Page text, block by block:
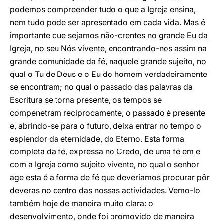
podemos compreender tudo o que a Igreja ensina,
nem tudo pode ser apresentado em cada vida. Mas é
importante que sejamos não-crentes no grande Eu da
Igreja, no seu Nós vivente, encontrando-nos assim na
grande comunidade da fé, naquele grande sujeito, no
qual o Tu de Deus e o Eu do homem verdadeiramente
se encontram; no qual o passado das palavras da
Escritura se torna presente, os tempos se
compenetram reciprocamente, o passado é presente
e, abrindo-se para o futuro, deixa entrar no tempo o
esplendor da eternidade, do Eterno. Esta forma
completa da fé, expressa no Credo, de uma fé em e
com a Igreja como sujeito vivente, no qual o senhor
age esta é a forma de fé que deveríamos procurar pôr
deveras no centro das nossas actividades. Vemo-lo
também hoje de maneira muito clara: o
desenvolvimento, onde foi promovido de maneira